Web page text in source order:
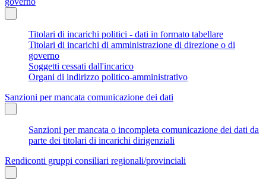
Titolari di incarichi politici - dati in formato tabellare
Titolari di incarichi di amministrazione di direzione o di
governo
Soggetti cessati dall'incarico
Organi di indirizzo politico-amministrativo
Sanzioni per mancata comunicazione dei dati
Sanzioni per mancata o incompleta comunicazione dei dati da
parte dei titolari di incarichi dirigenziali
Rendiconti gruppi consiliari regionali/provinciali